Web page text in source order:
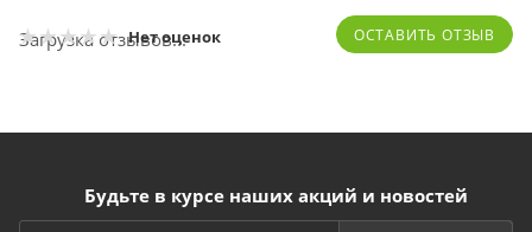
Нет оценок ОСТАВИТЬ ОТЗЫВ
Загрузка отзывов...
Будьте в курсе наших акций и новостей